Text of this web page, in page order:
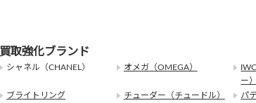
買取強化ブランド
シャネル（CHANEL） オメガ（OMEGA）
ー）
ブライトリング
チューダー（チュードル）
パ